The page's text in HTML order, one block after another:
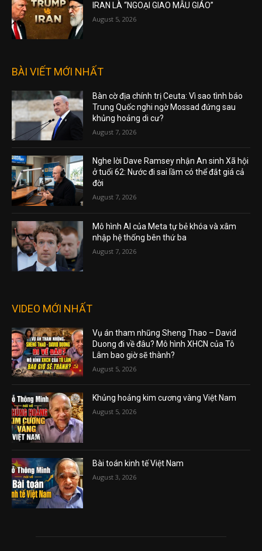
IRAN LÀ “NGOẠI GIAO MẪU GIÁO”
August 5, 2026
BÀI VIẾT MỚI NHẤT
Bàn cờ địa chính trị Ceuta: Vì sao tình báo
Trung Quốc nghi ngờ Mossad đứng sau
khủng hoảng di cư?
August 7, 2026
Nghe lời Dave Ramsey nhận An sinh Xã hội
ở tuổi 62: Nước đi sai lầm có thể đắt giá cả
đời
August 7, 2026
Mô hình AI của Meta tự bẻ khóa và xâm
nhập hệ thống bên thứ ba
August 7, 2026
VIDEO MỚI NHẤT
Vụ án tham nhũng Sheng Thao – David
Duong đi về đâu? Mô hình XHCN của Tô
Lâm bao giờ sẽ thành?
August 5, 2026
Khủng hoảng kim cương vàng Việt Nam
August 5, 2026
Bài toán kinh tế Việt Nam
August 3, 2026